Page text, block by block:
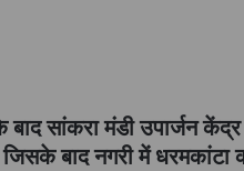
बाद सांकरा मंडी उपार्जन
बाद नगरी में धरमकांटा